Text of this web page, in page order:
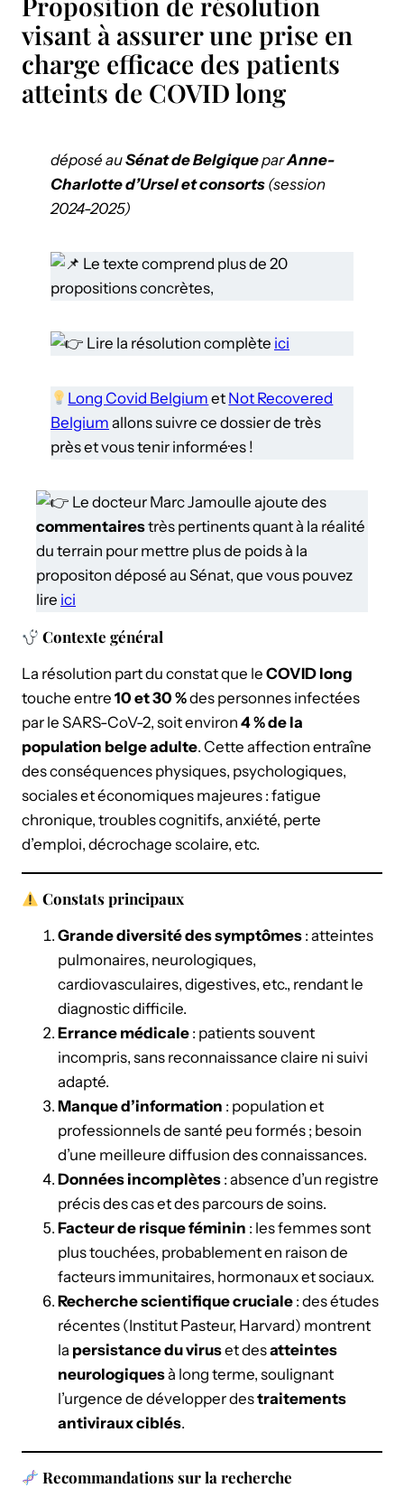
visant à assurer une prise en
charge efficace des patients
atteints de COVID long
déposé auSénat de BelgiqueparAnne-
Charlotte d’Ursel et consorts (session
2024-2025)
Le texte comprend plus de 20
propositions concrètes,
Lire la résolution complète ici
Long Covid Belgium et Not Recovered
Belgium allons suivre ce dossier de très
près et vous tenir informé·es !
Le docteur Marc Jamoulle ajoute des
commentairestrès pertinents quant à la réalité
du terrain pour mettre plus de poids à la
propositon déposé au Sénat, que vous pouvez
lire ici
Contexte général
La résolution part du constat que le COVID long
touche entre 10 et 30 %des personnes infectées
par le SARS-CoV-2, soit environ 4 % de la
population belge adulte. Cette affection entraîne
des conséquences physiques, psychologiques,
sociales et économiques majeures : fatigue
chronique, troubles cognitifs, anxiété, perte
d’emploi, décrochage scolaire, etc.
Constats principaux
Grande diversité des symptômes : atteintes
pulmonaires, neurologiques,
cardiovasculaires, digestives, etc., rendant le
diagnostic difficile.
Errance médicale : patients souvent
incompris, sans reconnaissance claire ni suivi
adapté.
Manque d’information : population et
professionnels de santé peu formés ; besoin
d’une meilleure diffusion des connaissances.
Données incomplètes : absence d’un registre
précis des cas et des parcours de soins.
Facteur de risque féminin : les femmes sont
plus touchées, probablement en raison de
facteurs immunitaires, hormonaux et sociaux.
Recherche scientifique cruciale : des études
récentes (Institut Pasteur, Harvard) montrent
la persistance du viruset desatteintes
neurologiquesà long terme, soulignant
l’urgence de développer destraitements
antiviraux ciblés.
Recommandations sur la recherche